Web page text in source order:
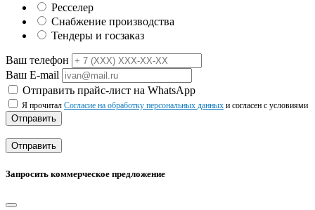
Ресселер
Снабжение производства
Тендеры и госзаказ
Ваш телефон
Ваш E-mail
Отправить прайс-лист на WhatsApp
Я прочитал Согласие на обработку персональных данных и согласен с условиями
Отправить
Отправить
Запросить коммерческое предложение